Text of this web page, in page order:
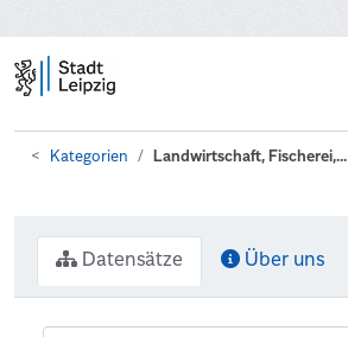
Kategorien Landwirtschaft, Fischerei,...
Datensätze Über uns